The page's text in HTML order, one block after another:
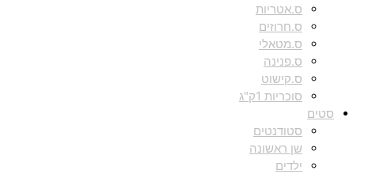
ס.אטריות
ס.חרוזים
ס.מטאלי
ס.פנינה
ס.קישוט
סוכריות 1ק"ג
סטים
סטודנטים
שן ראשונה
ילדים